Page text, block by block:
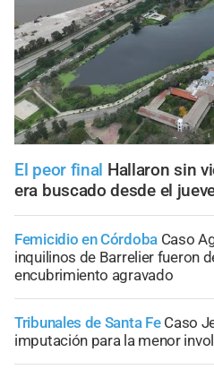
El peor final Hallaron sin
era buscado desde el
Femicidio en Córdoba Caso
inquilinos de Barrelier fueron
encubrimiento agravado
Tribunales de Santa Fe Caso
imputación para la menor